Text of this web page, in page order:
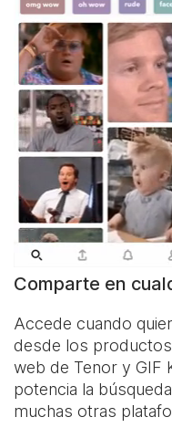
Comparte en
Accede cuando
desde los
web de Tenor y GIF
potencia la
muchas otras